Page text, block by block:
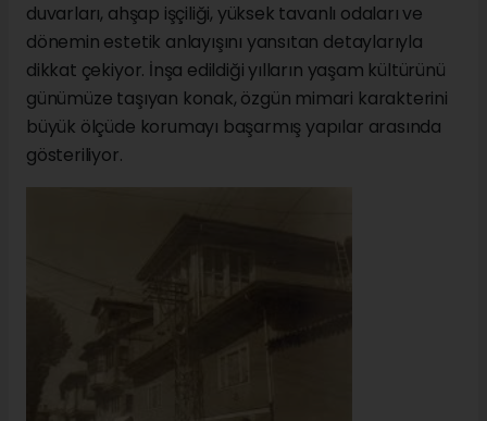
duvarları, ahşap işçiliği, yüksek tavanlı odaları ve
dönemin estetik anlayışını yansıtan detaylarıyla
dikkat çekiyor. İnşa edildiği yılların yaşam kültürünü
günümüze taşıyan konak, özgün mimari karakterini
büyük ölçüde korumayı başarmış yapılar arasında
gösteriliyor.